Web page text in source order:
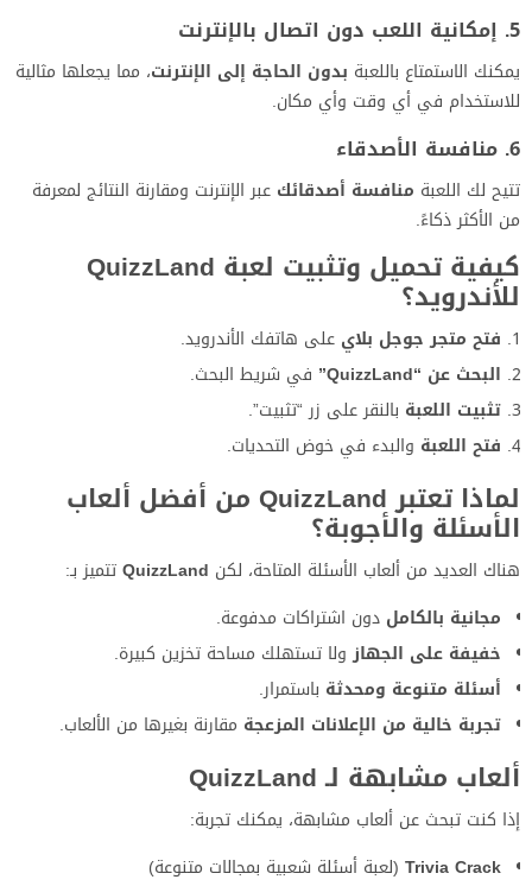
5. إمكانية اللعب دون اتصال بالإنترنت
يمكنك الاستمتاع باللعبة بدون الحاجة إلى الإنترنت، مما يجعلها مثالية
للاستخدام في أي وقت وأي مكان.
6. منافسة الأصدقاء
تتيح لك اللعبة منافسة أصدقائك عبر الإنترنت ومقارنة النتائج لمعرفة
من الأكثر ذكاءً.
كيفية تحميل وتثبيت لعبة QuizzLand
للأندرويد؟
فتح متجر جوجل بلاي على هاتفك الأندرويد.
البحث عن “QuizzLand”
في شريط البحث.
تثبيت اللعبة بالنقر على زر “تثبيت”.
فتح اللعبة والبدء في خوض التحديات.
لماذا تعتبر QuizzLand من أفضل ألعاب
الأسئلة والأجوبة؟
هناك العديد من ألعاب الأسئلة المتاحة، لكن QuizzLandتتميز بـ:
مجانية بالكامل دون اشتراكات مدفوعة.
خفيفة على الجهازولا تستهلك مساحة تخزين كبيرة.
أسئلة متنوعة ومحدثة باستمرار.
تجربة خالية من الإعلانات المزعجة مقارنة بغيرها من الألعاب.
ألعاب مشابهة لـ QuizzLand
إذا كنت تبحث عن ألعاب مشابهة، يمكنك تجربة:
Trivia Crack (لعبة أسئلة شعبية بمجالات متنوعة)